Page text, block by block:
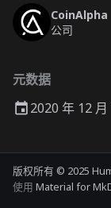
CoinAlpha
公司
元数据
2020 年 12 月
版权所有 © 2025
使用 Material for